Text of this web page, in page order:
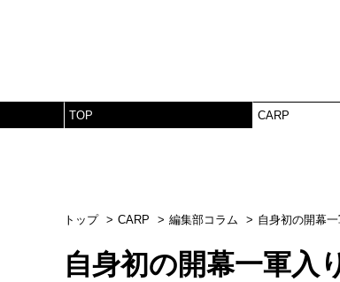
TOP CARP
トップ CARP 編集部コラム 自身初の開幕
自身初の開幕一軍入